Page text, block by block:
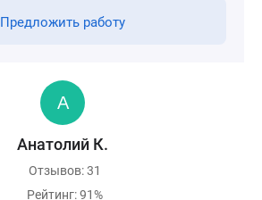
Предложить работу
Анатолий К.
Отзывов: 31
Рейтинг: 91%